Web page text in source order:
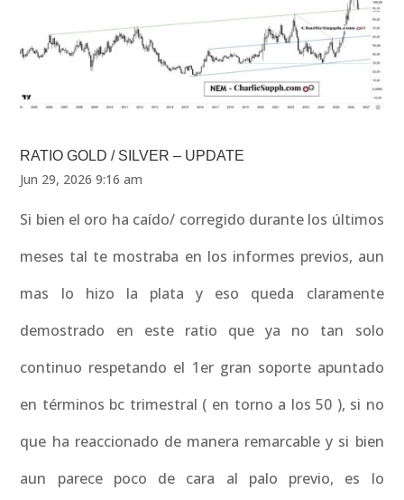
RATIO GOLD / SILVER – UPDATE
Jun 29, 2026 9:16 am
Si bien el oro ha caído/ corregido durante los últimos
meses tal te mostraba en los informes previos, aun
mas lo hizo la plata y eso queda claramente
demostrado en este ratio que ya no tan solo
continuo respetando el 1er gran soporte apuntado
en términos bc trimestral ( en torno a los 50 ), si no
que ha reaccionado de manera remarcable y si bien
aun parece poco de cara al palo previo, es lo